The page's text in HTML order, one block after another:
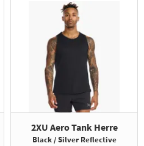
2XU Aero Tank Herre
Black / Silver Reflective